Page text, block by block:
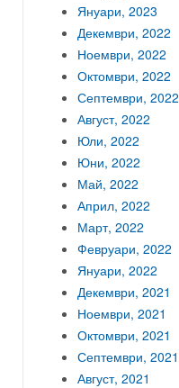
Януари, 2023
Декември, 2022
Ноември, 2022
Октомври, 2022
Септември, 2022
Август, 2022
Юли, 2022
Юни, 2022
Май, 2022
Април, 2022
Март, 2022
Февруари, 2022
Януари, 2022
Декември, 2021
Ноември, 2021
Октомври, 2021
Септември, 2021
Август, 2021